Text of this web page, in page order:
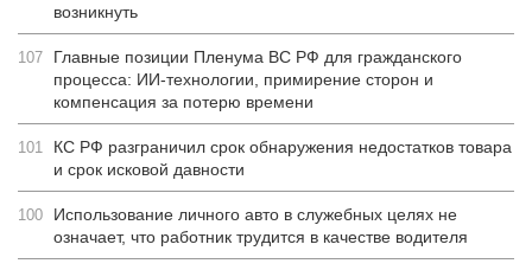
возникнуть
107
Главные позиции Пленума ВС РФ для гражданского
процесса: ИИ-технологии, примирение сторон и
компенсация за потерю времени
101
КС РФ разграничил срок обнаружения недостатков товара
и срок исковой давности
100
Использование личного авто в служебных целях не
означает, что работник трудится в качестве водителя